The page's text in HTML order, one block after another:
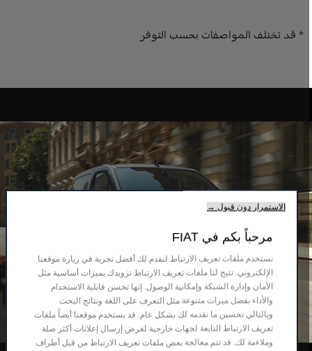
* قد تختلف المواصفات بحسب التوفر
الاستمرار دون قبول →
مرحباً بكم في FIAT
نستخدم ملفات تعريف الارتباط لنقدم لك أفضل تجربة في زيارة موقعنا
الإلكتروني. تتيح لنا ملفات تعريف الارتباط تزويدك بميزات أساسية مثل
الأمان وإدارة الشبكة وإمكانية الوصول. إنها تحسن قابلية الاستخدام
والأداء بفضل ميزات متنوعة مثل التعرف على اللغة ونتائج البحث
وبالتالي تحسين ما نقدمه لك بشكل عام. قد يستخدم موقعنا أيضاً ملفات
تعريف الارتباط التابعة لجهات خارجية لغرض إرسال إعلانات أكثر صلة
وملاءمة لك. قد تتم معالجة بعض ملفات تعريف الارتباط من قبل أطراف